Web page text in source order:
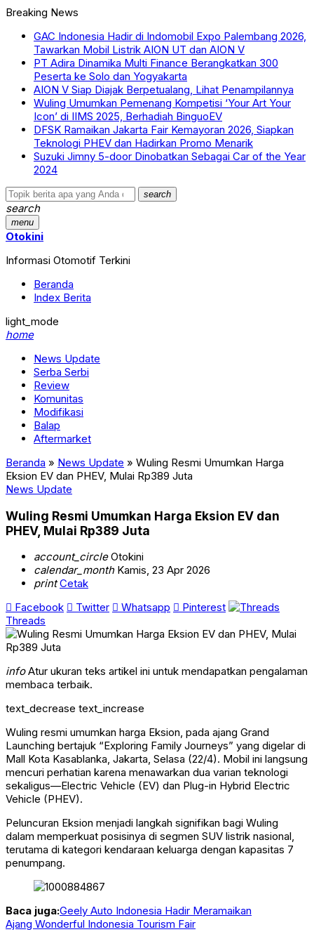
Breaking News
GAC Indonesia Hadir di Indomobil Expo Palembang 2026,
Tawarkan Mobil Listrik AION UT dan AION V
PT Adira Dinamika Multi Finance Berangkatkan 300
Peserta ke Solo dan Yogyakarta
AION V Siap Diajak Berpetualang, Lihat Penampilannya
Wuling Umumkan Pemenang Kompetisi ‘Your Art Your
Icon’ di IIMS 2025, Berhadiah BinguoEV
DFSK Ramaikan Jakarta Fair Kemayoran 2026, Siapkan
Teknologi PHEV dan Hadirkan Promo Menarik
Suzuki Jimny 5-door Dinobatkan Sebagai Car of the Year
2024
search
search
menu
Otokini
Informasi Otomotif Terkini
Beranda
Index Berita
light_mode
home
News Update
Serba Serbi
Review
Komunitas
Modifikasi
Balap
Aftermarket
Beranda » News Update » Wuling Resmi Umumkan Harga
Eksion EV dan PHEV, Mulai Rp389 Juta
News Update
Wuling Resmi Umumkan Harga Eksion EV dan
PHEV, Mulai Rp389 Juta
account_circleOtokini
calendar_monthKamis, 23 Apr 2026
print Cetak
Facebook
Twitter Whatsapp
Pinterest
Threads
infoAtur ukuran teks artikel ini untuk mendapatkan pengalaman
membaca terbaik.
text_decrease text_increase
Wuling resmi umumkan harga Eksion, pada ajang Grand
Launching bertajuk “Exploring Family Journeys” yang digelar di
Mall Kota Kasablanka, Jakarta, Selasa (22/4). Mobil ini langsung
mencuri perhatian karena menawarkan dua varian teknologi
sekaligus—Electric Vehicle (EV) dan Plug-in Hybrid Electric
Vehicle (PHEV).
Peluncuran Eksion menjadi langkah signifikan bagi Wuling
dalam memperkuat posisinya di segmen SUV listrik nasional,
terutama di kategori kendaraan keluarga dengan kapasitas 7
penumpang.
Baca juga:Geely Auto Indonesia Hadir Meramaikan
Ajang Wonderful Indonesia Tourism Fair